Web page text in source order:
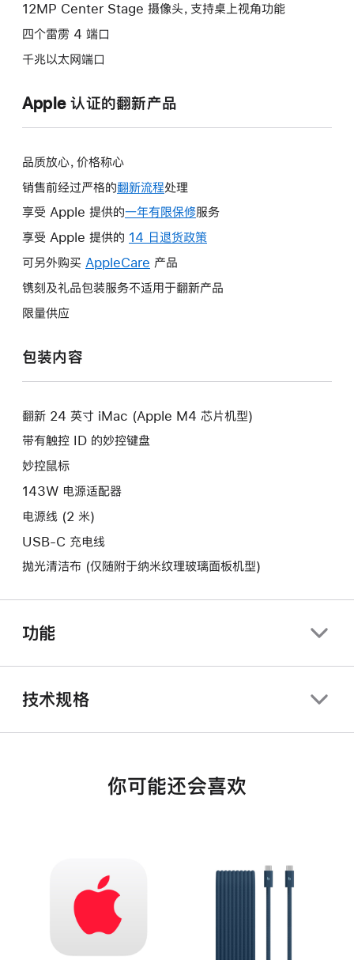
12MP Center Stage 摄像头，支持桌上视角功能
四个雷雳 4 端口
千兆以太网端口
Apple 认证的翻新产品
品质放心，价格称心
销售前经过严格的翻新流程处理
享受 Apple 提供的一年有限保修此
操
打
服务
享受 Apple 提供的 14 日退货政策
将
口。
可另外购买 AppleCare 此
操
新
窗
产品
镌刻及礼品包装服务不适用于翻新产品
限量供应
包装内容
翻新 24 英寸 iMac (Apple M4 芯片机型)
带有触控 ID 的妙控键盘
妙控鼠标
143W 电源适配器
电源线 (2 米)
USB-C 充电线
抛光清洁布 (仅随附于纳米纹理玻璃面板机型)
功能
技术规格
你可能还会喜欢